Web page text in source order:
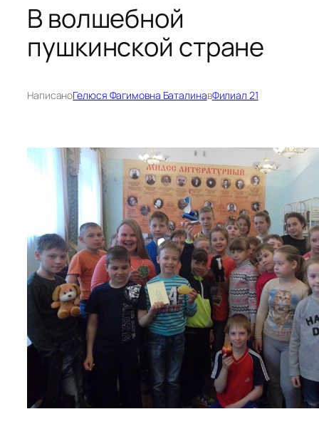
В волшебной
пушкинской стране
НаписаноГелюся Фагимовна БаталинавФилиал 21